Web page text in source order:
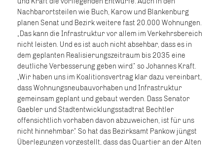
Nachbarortsteilen wie Buch, Karow und Blankenburg
planen Senat und Bezirk weitere fast 20.000 Wohnungen.
Das kann die Infrastruktur vor allem im Verkehrsbereich
nicht leisten. Und es ist auch nicht absehbar, dass es in
dem geplanten Realisierungszeitraum bis 2035 eine
deutliche Verbesserung geben wird.“ so Johannes Kraft.
Wir haben uns im Koalitionsvertrag klar dazu vereinbart,
dass Wohnungsneubauvorhaben und Infrastruktur
gemeinsam geplant und gebaut werden. Dass Senator
Gaebler und Stadtentwicklungsstadtrat Bechtler
offensichtlich vorhaben davon abzuweichen, ist für uns
nicht hinnehmbar.“ So hat das Bezirksamt Pankow jüngst
Überlegungen vorgestellt, dass das Quartier an der Alten